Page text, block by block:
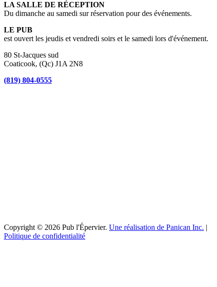
LA SALLE DE RÉCEPTION
Du dimanche au samedi sur réservation pour des événements.
LE PUB
est ouvert les jeudis et vendredi soirs et le samedi lors d'événement.
80 St-Jacques sud
Coaticook, (Qc) J1A 2N8
(819) 804-0555
Copyright © 2026 Pub l'Épervier. Une réalisation de Panican Inc. |
Politique de confidentialité